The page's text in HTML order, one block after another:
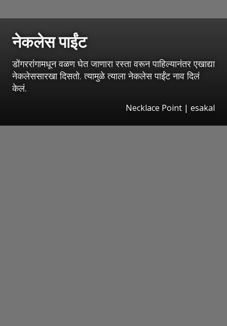
नेकलेस पाईंट
डोंगररांगामधून वळण घेत जाणारा रस्ता वरून पाहिल्यानंतर एखाद्या
नेकलेससारखा दिसतो. त्यामुळे त्याला नेकलेस पाईंट नाव दिलं
केलं.
Necklace Point | esakal